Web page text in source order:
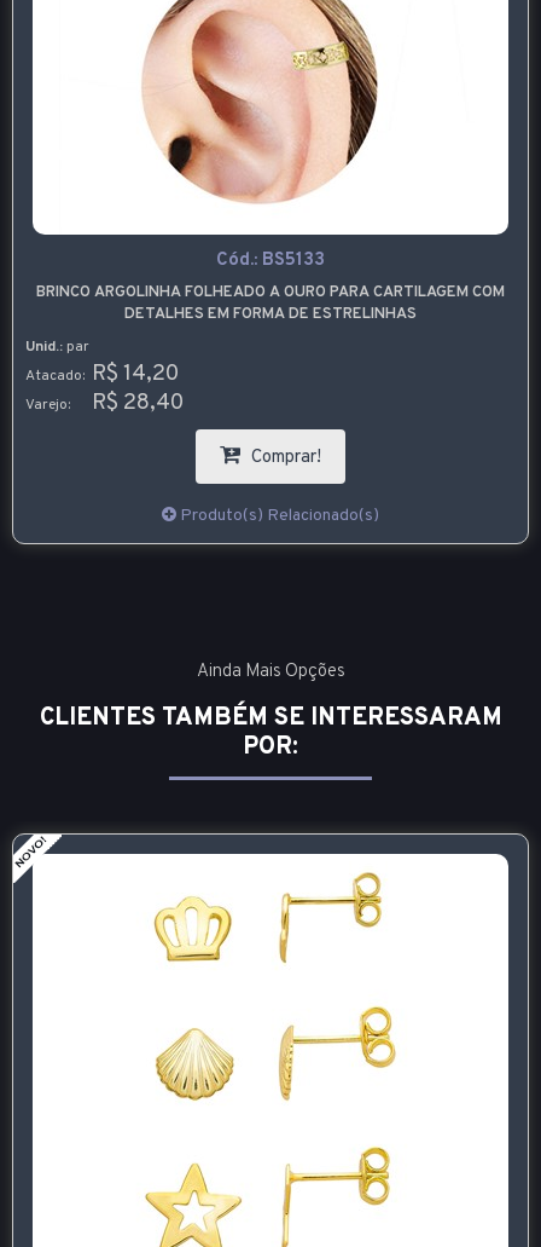
Cód.: BS5133
BRINCO ARGOLINHA FOLHEADO A OURO PARA CARTILAGEM COM
DETALHES EM FORMA DE ESTRELINHAS
Unid.: par
Atacado: R$ 14,20
Varejo: R$ 28,40
Comprar!
Produto(s) Relacionado(s)
Ainda Mais Opções
CLIENTES TAMBÉM SE INTERESSARAM
POR: